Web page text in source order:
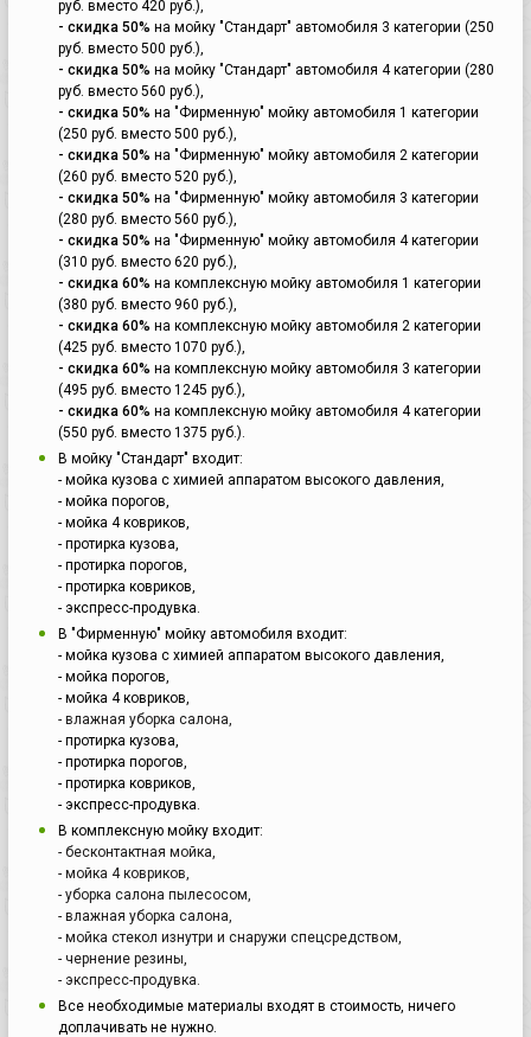
руб. вместо 420 руб.),
- скидка 50% на мойку "Стандарт" автомобиля 3 категории (250
руб. вместо 500 руб.),
- скидка 50% на мойку "Стандарт" автомобиля 4 категории (280
руб. вместо 560 руб.),
- скидка 50% на "Фирменную" мойку автомобиля 1 категории
(250 руб. вместо 500 руб.),
- скидка 50% на "Фирменную" мойку автомобиля 2 категории
(260 руб. вместо 520 руб.),
- скидка 50% на "Фирменную" мойку автомобиля 3 категории
(280 руб. вместо 560 руб.),
- скидка 50% на "Фирменную" мойку автомобиля 4 категории
(310 руб. вместо 620 руб.),
- скидка 60% на комплексную мойку автомобиля 1 категории
(380 руб. вместо 960 руб.),
- скидка 60% на комплексную мойку автомобиля 2 категории
(425 руб. вместо 1070 руб.),
- скидка 60% на комплексную мойку автомобиля 3 категории
(495 руб. вместо 1245 руб.),
- скидка 60% на комплексную мойку автомобиля 4 категории
(550 руб. вместо 1375 руб.).
В мойку "Стандарт" входит:
- мойка кузова с химией аппаратом высокого давления,
- мойка порогов,
- мойка 4 ковриков,
- протирка кузова,
- протирка порогов,
- протирка ковриков,
- экспресс-продувка.
В "Фирменную" мойку автомобиля входит:
- мойка кузова с химией аппаратом высокого давления,
- мойка порогов,
- мойка 4 ковриков,
- влажная уборка салона,
- протирка кузова,
- протирка порогов,
- протирка ковриков,
- экспресс-продувка.
В комплексную мойку входит:
- бесконтактная мойка,
- мойка 4 ковриков,
- уборка салона пылесосом,
- влажная уборка салона,
- мойка стекол изнутри и снаружи спецсредством,
- чернение резины,
- экспресс-продувка.
Все необходимые материалы входят в стоимость, ничего
доплачивать не нужно.